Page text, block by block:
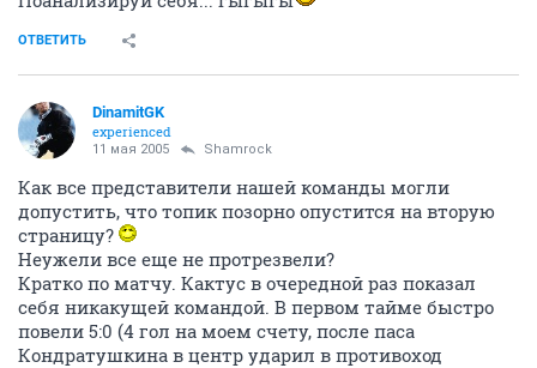
ОТВЕТИТЬ
DinamitGK
experienced
11 мая 2005 Shamrock
Как все представители нашей команды могли
допустить, что топик позорно опустится на вторую
страницу?
Неужели все еще не протрезвели?
Кратко по матчу. Кактус в очередной раз показал
себя никакущей командой. В первом тайме быстро
повели 5:0 (4 гол на моем счету, после паса
Кондратушкина в центр ударил в противоход